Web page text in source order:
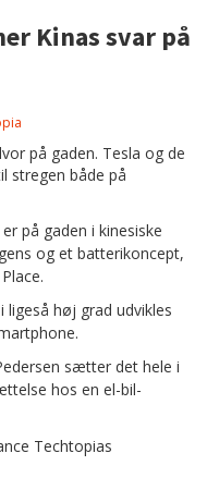
Kinas svar på
på gaden. Tesla og de
stregen både på
på gaden i kinesiske
og et batterikoncept,
høj grad udvikles
sætter det hele i
hos en el-bil-
Techtopias